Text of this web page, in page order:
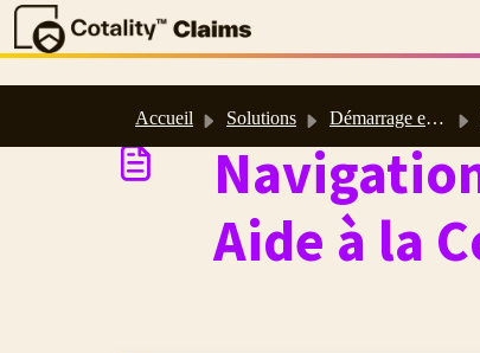
Accueil Solutions Démarrage et Assistance
Aide à la